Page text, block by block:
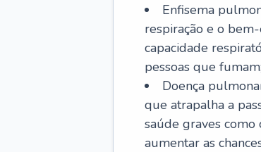
Enfisema
respiração e o
capacidade
pessoas que
Doença
que atrapalha a
saúde graves como
aumentar as